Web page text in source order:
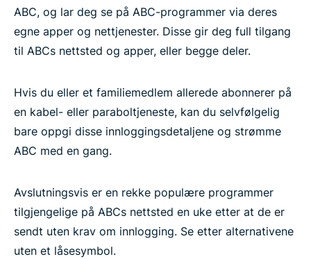
ABC, og lar deg se på ABC-programmer via deres
egne apper og nettjenester. Disse gir deg full tilgang
til ABCs nettsted og apper, eller begge deler.
Hvis du eller et familiemedlem allerede abonnerer på
en kabel- eller paraboltjeneste, kan du selvfølgelig
bare oppgi disse innloggingsdetaljene og strømme
ABC med en gang.
Avslutningsvis er en rekke populære programmer
tilgjengelige på ABCs nettsted en uke etter at de er
sendt uten krav om innlogging. Se etter alternativene
uten et låsesymbol.